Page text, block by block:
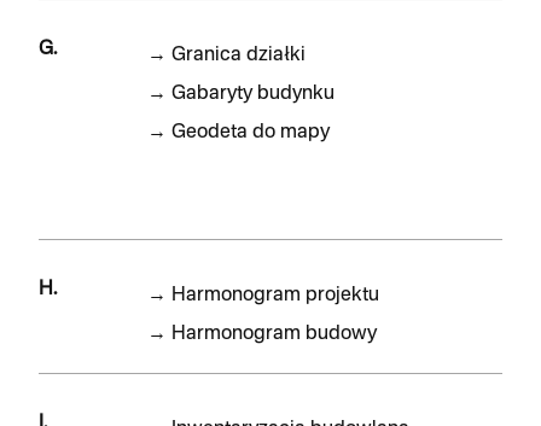
G. → Granica działki
→ Gabaryty budynku
→ Geodeta do mapy
H. → Harmonogram projektu
→ Harmonogram budowy